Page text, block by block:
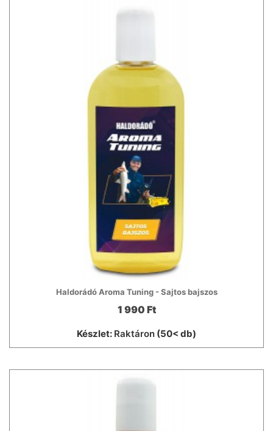
Haldorádó Aroma Tuning - Sajtos bajszos
1 990 Ft
Készlet: Raktáron (50< db)